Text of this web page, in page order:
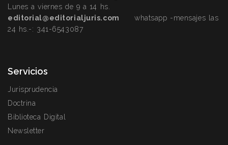
Lunes a viernes de 9 a 14 hs.
editorial@editorialjuris.com
whatsapp -mensajes las
24 hs.-: 341-6543087
Servicios
Jurisprudencia
Doctrina
Biblioteca Digital
Newsletter